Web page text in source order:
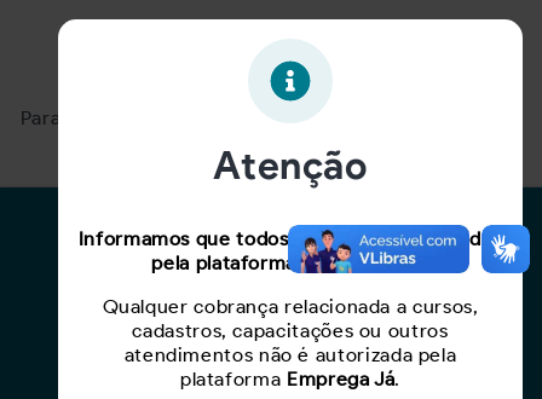
Oportunidade expirada!
Para ver mais, acesse a páginaBuscar Oportunidades.
Para Candidatos
Cadastro de Currículo
Capacite-se
Atenção
Informamos que todos os serviços oferecidos
pela plataforma são gratuitos.
Qualquer cobrança relacionada a cursos,
cadastros, capacitações ou outros
atendimentos não é autorizada pela
plataforma Emprega Já.